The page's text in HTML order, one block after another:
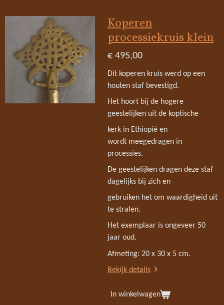
Koperen
processiekruis klein
€ 495,00
Dit koperen kruis werd op een
houten staf bevestigd.
Het hoort bij de hogere
geestelijken uit de koptische
kerk in Ethiopié en
wordt meegedragen in
processies.
De geestelijken dragen deze staf
dagelijks bij zich en
gebruiken het om waardigheid uit
te stralen.
Het exemplaar is ongeveer 50
jaar oud.
Afmeting: 20 x 30 x 5 cm.
Bekijk details
In winkelwagen